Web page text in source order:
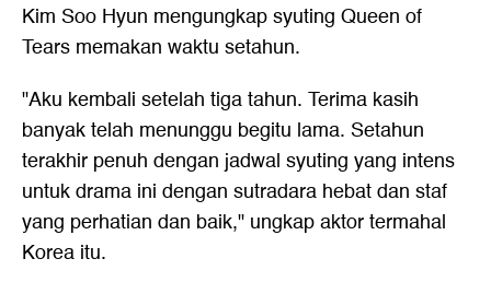
Kim Soo Hyun mengungkap syuting Queen of
Tears memakan waktu setahun.
"Aku kembali setelah tiga tahun. Terima kasih
banyak telah menunggu begitu lama. Setahun
terakhir penuh dengan jadwal syuting yang intens
untuk drama ini dengan sutradara hebat dan staf
yang perhatian dan baik," ungkap aktor termahal
Korea itu.